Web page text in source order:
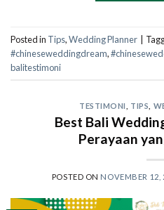
Posted in Tips,Wedding Planner
#chineseweddingdream,
balitestimoni
TESTIMONI TIPS
Best Bali
Perayaan
POSTED ON NOVEMBER 12,